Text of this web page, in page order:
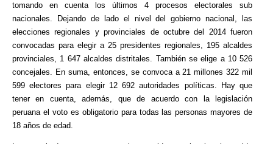
tomando en cuenta los últimos 4 procesos electorales sub
nacionales. Dejando de lado el nivel del gobierno nacional, las
elecciones regionales y provinciales de octubre del 2014 fueron
convocadas para elegir a 25 presidentes regionales, 195 alcaldes
provinciales, 1 647 alcaldes distritales. También se elige a 10 526
concejales. En suma, entonces, se convoca a 21 millones 322 mil
599 electores para elegir 12 692 autoridades políticas. Hay que
tener en cuenta, además, que de acuerdo con la legislación
peruana el voto es obligatorio para todas las personas mayores de
18 años de edad.